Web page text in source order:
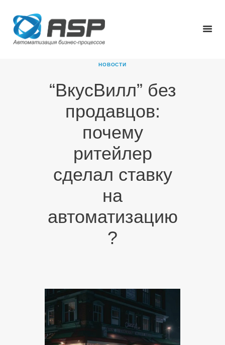
НОВОСТИ
“ВкусВилл” без
продавцов:
почему
ритейлер
сделал ставку
на
автоматизацию
?
ГЛАВНАЯ
О КОМПАНИИ
НОВОСТИ
КАРЬЕРА
ПАРТНЕРЫ
КОНТАКТЫ